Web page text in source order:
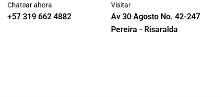
Chatear ahora
+57 319 662 4882
Visitar
Av 30 Agosto No. 42-247
Pereira - Risaralda